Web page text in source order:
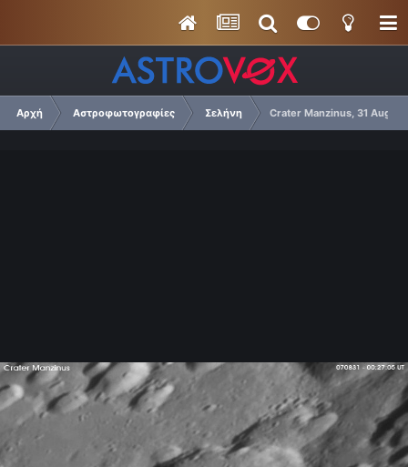
Αρχή Αστροφωτογραφίες Σελήνη Crater Manzinus, 31 Aug.